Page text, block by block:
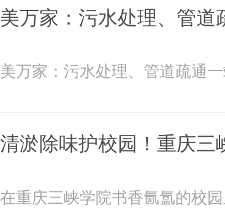
美万家：污水处理、管道
清淤除味护校园！重庆三